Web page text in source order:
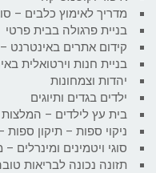
מדריך לאימוץ כלבים –
בניית פרגולה בבית פרטי
קידום אתרים באינטרנט –
בניית חנות וירטואלית
יהדות וצמחונות
ילדים בגדים ותיוגים
בית עץ לילדים – המלצות
ניקוי ספות – תיקון
סוגי ויטמינים ומינרלים
תזונה נכונה לבריאות